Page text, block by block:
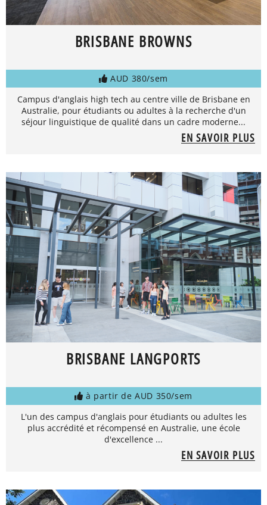
BRISBANE BROWNS
AUD 380/sem
Campus d'anglais high tech au centre ville de Brisbane en
Australie, pour étudiants ou adultes à la recherche d'un
séjour linguistique de qualité dans un cadre moderne...
EN SAVOIR PLUS
BRISBANE LANGPORTS
à partir de AUD 350/sem
L'un des campus d'anglais pour étudiants ou adultes les
plus accrédité et récompensé en Australie, une école
d'excellence ...
EN SAVOIR PLUS